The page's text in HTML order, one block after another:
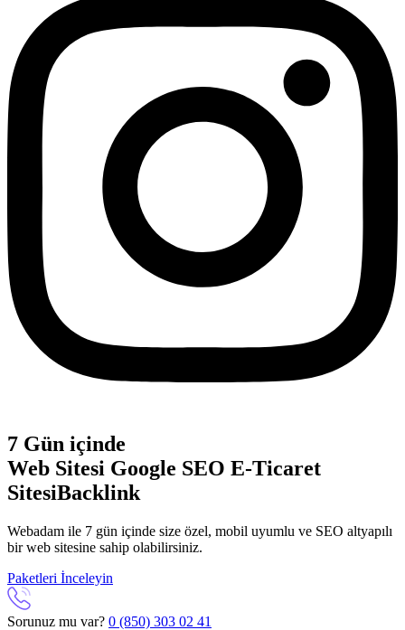
7 Gün içinde
Web Sitesi Google SEO E-Ticaret
SitesiBacklink
Webadam ile 7 gün içinde size özel, mobil uyumlu ve SEO altyapılı
bir web sitesine sahip olabilirsiniz.
Paketleri İnceleyin
Sorunuz mu var? 0 (850) 303 02 41